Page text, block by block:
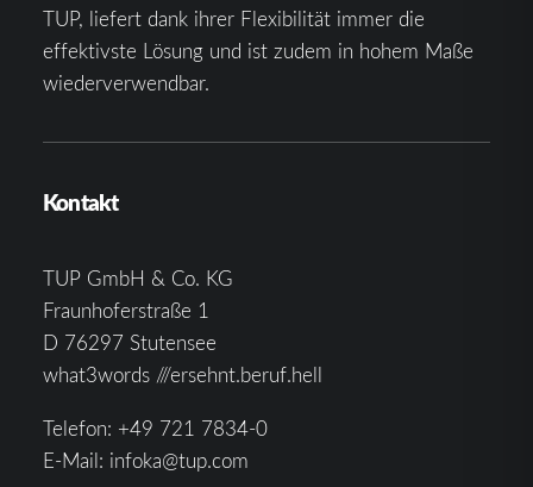
TUP, liefert dank ihrer Flexibilität immer die
effektivste Lösung und ist zudem in hohem Maße
wiederverwendbar.
Kontakt
TUP GmbH & Co. KG
Fraunhoferstraße 1
D 76297 Stutensee
what3words ///ersehnt.beruf.hell
Telefon: +49 721 7834-0
E-Mail: infoka@tup.com